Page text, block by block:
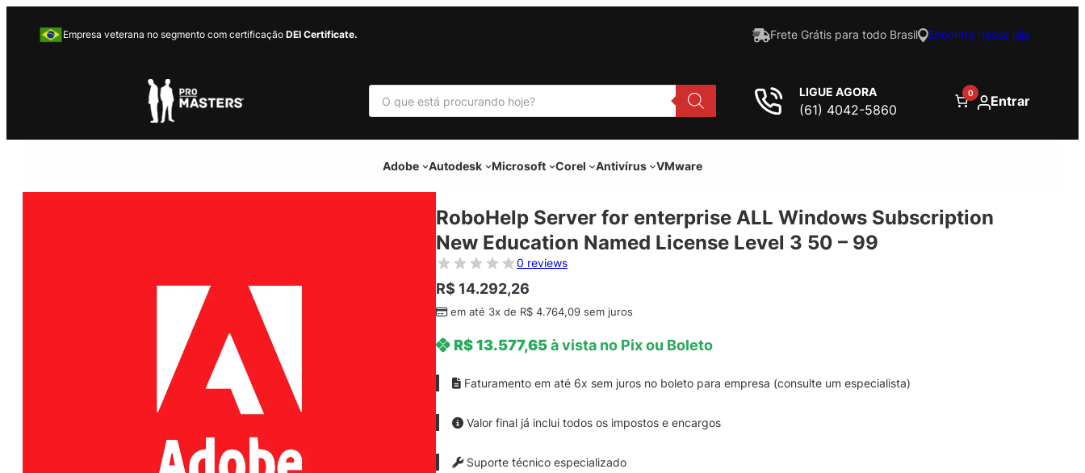
Empresa veterana no segmento com certificação DEI Certificate. Frete Grátis para todo Brasil Encontre nossa loja
P
s
u
r
LIGUE AGORA
(61) 4042-5860
0 Entrar
Adobe Autodesk Microsoft Corel Antivírus VMware
RoboHelp Server for enterprise ALL Windows Subscription
New Education Named License Level 3 50 – 99
0 reviews
R$ 14.292,26
em até 3x de R$ 4.764,09 sem juros
R$13.577,65à vista no Pix ou Boleto
Faturamento em até 6x sem juros no boleto para empresa (consulte um especialista)
Valor final já inclui todos os impostos e encargos
Suporte técnico especializado